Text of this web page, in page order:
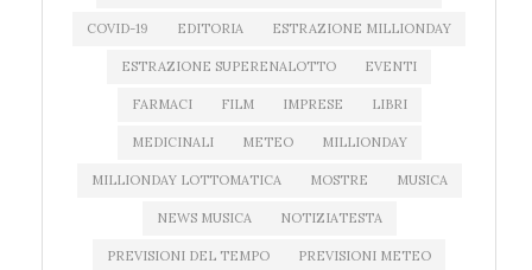
COVID-19 EDITORIA ESTRAZIONE MILLIONDAY
ESTRAZIONE SUPERENALOTTO EVENTI
FARMACI FILM IMPRESE LIBRI
MEDICINALI METEO MILLIONDAY
MILLIONDAY LOTTOMATICA MOSTRE MUSICA
NEWS MUSICA NOTIZIATESTA
PREVISIONI DEL TEMPO PREVISIONI METEO